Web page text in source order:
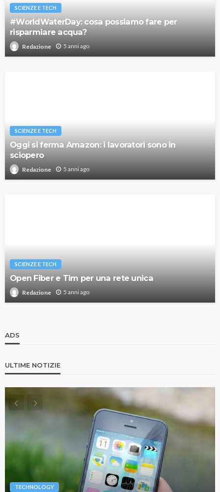
SCIENZE E TECH
#WorldWaterDay: cosa possiamo fare per
risparmiare acqua?
Redazione 5 anni ago
SCIENZE E TECH
Oggi si ferma Amazon: i lavoratori sono in
sciopero
Redazione 5 anni ago
SCIENZE E TECH
Open Fiber e Tim per una rete unica
Redazione 5 anni ago
ADS
ULTIME NOTIZIE
TECHNOLOGY